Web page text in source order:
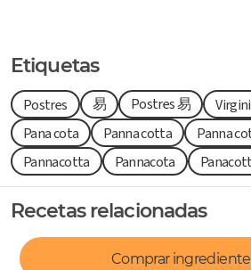
Etiquetas
Postres 易 Postres 易
Pana cota
Panna cotta Panna
Pannacotta
Pannacota
Recetas relacionadas
Comprar